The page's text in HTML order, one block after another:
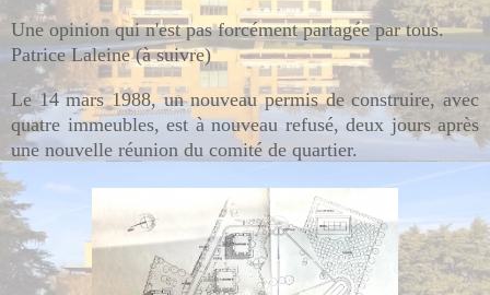
Une opinion qui n'est pas forcément partagée par tous.
Patrice Laleine (à suivre)
Le 14 mars 1988, un nouveau permis de construire, avec
quatre immeubles, est à nouveau refusé, deux jours après
une nouvelle réunion du comité de quartier.